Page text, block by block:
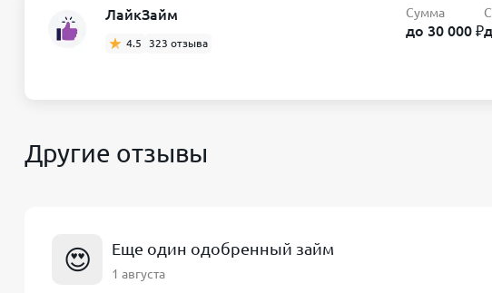
ЛайкЗайм
4.5 323 отзыва
Сумма
до 30 000 ₽
Другие отзывы
😍 Еще один одобренный займ
1 августа